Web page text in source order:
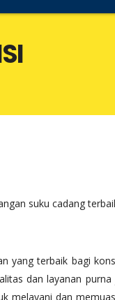
suku cadang
yang terbaik bagi
dan layanan
melayani dan